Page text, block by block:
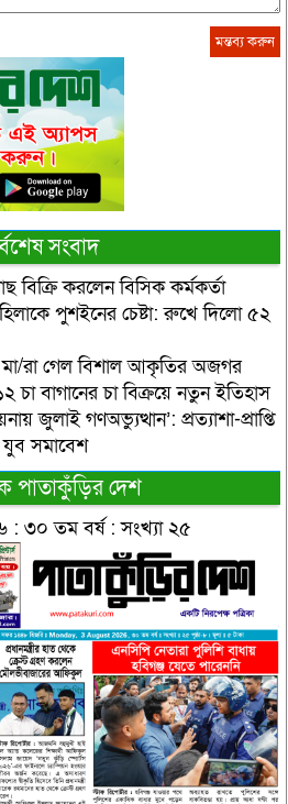
সংবাদ
বিক্রি করলেন বিসিক কর্মকর্তা
পুশইনের চেষ্টা: রুখে দিলো ৫২
রা গেল বিশাল আকৃতির অজগর
চা বাগানের চা বিক্রয়ে নতুন ইতিহাস
জুলাই গণঅভ্যুত্থান’: প্রত্যাশা-প্রাপ্তি
সমাবেশ
পাতাকুঁড়ির দেশ
৩০ তম বর্ষ : সংখ্যা ২৫